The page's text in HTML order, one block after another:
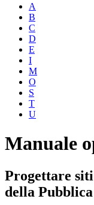
A
B
C
D
E
I
M
O
S
T
U
Manuale
Progettare
della